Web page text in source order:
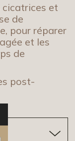
et
de
pour réparer
et les
de
post-